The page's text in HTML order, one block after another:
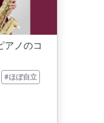
アノのコ
#ほぼ自立